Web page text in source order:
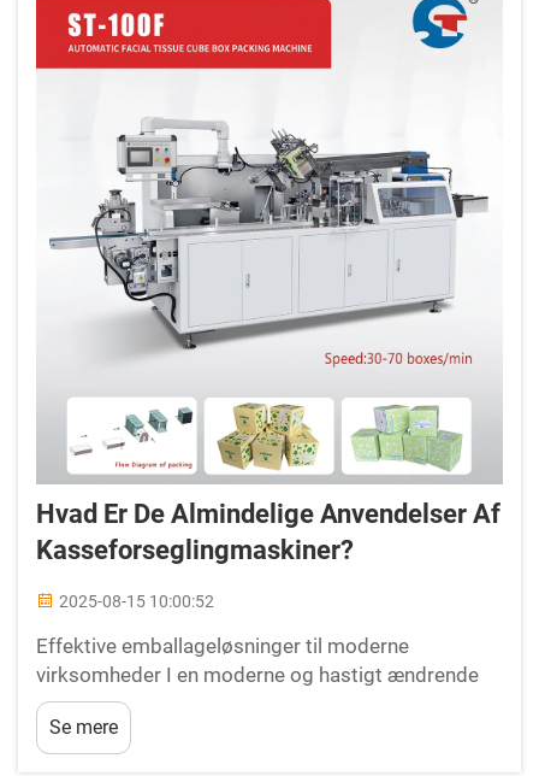
Hvad Er De Almindelige Anvendelser Af
Kasseforseglingmaskiner?
2025-08-15 10:00:52
Effektive emballageløsninger til moderne
virksomheder I en moderne og hastigt ændrende
produktion og distribution er effektiv emballage
afgørende for at fastholde konkurrencedygtighed.
En kasselukkemaskine er blevet en uundværlig del
Se mere